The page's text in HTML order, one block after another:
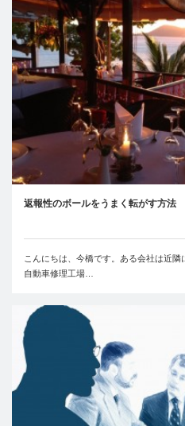
返報性のボールをうまく転がす方法
こんにちは、今橋です。ある会社は近
自動車修理工場…